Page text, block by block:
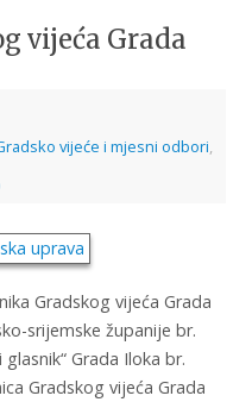
vijeća Grada
vijeće i mjesni odbori,
Gradskog vijeća Grada
srijemske županije br.
Grada Iloka br.
Gradskog vijeća Grada